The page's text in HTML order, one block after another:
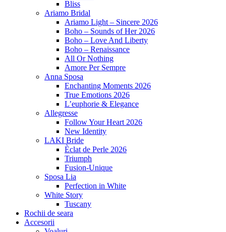
Bliss
Ariamo Bridal
Ariamo Light – Sincere 2026
Boho – Sounds of Her 2026
Boho – Love And Liberty
Boho – Renaissance
All Or Nothing
Amore Per Sempre
Anna Sposa
Enchanting Moments 2026
True Emotions 2026
L’euphorie & Elegance
Allegresse
Follow Your Heart 2026
New Identity
LAKI Bride
Èclat de Perle 2026
Triumph
Fusion-Unique
Sposa Lia
Perfection in White
White Story
Tuscany
Rochii de seara
Accesorii